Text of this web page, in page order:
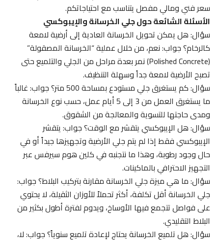
سعر فني ومالي مفصل يتناسب مع احتياجاتكم.
الأسئلة الشائعة حول جلي الخرسانة والإيبوكسي
سؤال: هل يمكن تحويل الخرسانة العادية إلى أرضية لامعة
كالرخام؟ جواب: نعم، من خلال عملية “الخرسانة المصقولة”
(Polished Concrete) نمر بعدة مراحل من الجلي والتلميع حتى
تصبح الأرضية لامعة جداً وسهلة التنظيف.
سؤال: كم يستغرق جلي مستودع بمساحة 500 متر؟ جواب: غالباً
ما يستغرق العمل من 3 إلى 5 أيام عمل، حسب نوع الخرسانة
ومدى حاجتها للتسوية والمعالجة من الشقوق.
سؤال: هل الإيبوكسي يتقشر مع الوقت؟ جواب: يتقشر
الإيبوكسي فقط إذا لم يتم جلي الأرضية وتجهيزها جيداً أو في
حال وجود رطوبة، وهذا ما نتجنبه في كلين هوم سيرفس عبر
التجهيز الاحترافي بالماكينات.
سؤال: ما هي ميزة جلي الخرسانة مقارنة بتركيب البلاط؟ جواب:
جلي الخرسانة أقل تكلفة، أكثر تحملاً للأوزان الثقيلة، لا يحتوي
على فواصل تتجمع فيها الأوساخ، ويدوم لفترة أطول بكثير من
البلاط التقليدي.
سؤال: هل تلميع الخرسانة يحتاج لإعادة تلميع سنوياً؟ جواب: لا،